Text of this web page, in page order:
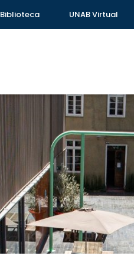
Biblioteca UNAB Virtual